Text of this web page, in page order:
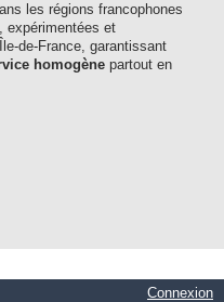
les régions francophones
expérimentées et
de-France, garantissant
homogène partout en
Connexion